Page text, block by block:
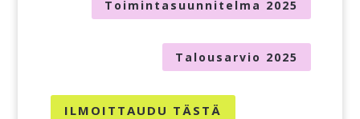
Toimintasuunnitelma 2025
Talousarvio 2025
ILMOITTAUDU TÄSTÄ